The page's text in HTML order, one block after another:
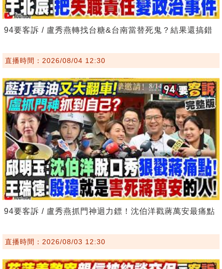
94要客訴 / 盧秀燕轉找台糖&台南當替死鬼？結果還搞錯
直播時間：2026/08/04 12:30
94要客訴 / 盧秀燕抓門神迴力鏢！沈伯洋戳蔣萬安最痛點
直播時間：2026/08/03 12:30